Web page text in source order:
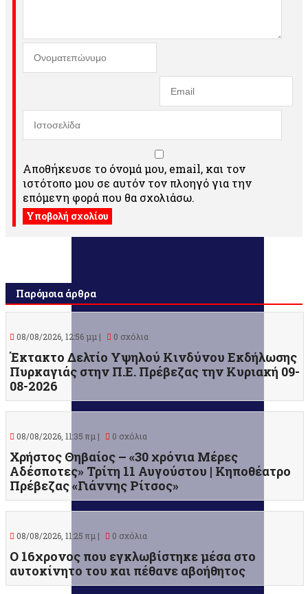
Αποθήκευσε το όνομά μου, email, και τον
ιστότοπο μου σε αυτόν τον πλοηγό για την
επόμενη φορά που θα σχολιάσω.
Παρόμοια άρθρα
08/08/2026, 12:56 μμ | 0 σχόλια
Έκτακτο Δελτίο Υψηλού Κινδύνου Εκδήλωσης
Πυρκαγιάς στην Π.Ε. Πρέβεζας την Κυριακή 09-
08-2026
08/08/2026, 11:35 πμ | 0 σχόλια
Χρήστος Θηβαίος – «30 χρόνια Μέρες
Αδέσποτες» Τρίτη 11 Αυγούστου | Κηποθέατρο
Πρέβεζας «Γιάννης Ρίτσος»
08/08/2026, 11:25 πμ | 0 σχόλια
O 16χρονος που εγκλωβίστηκε μέσα στο
αυτοκίνητο του και πέθανε αβοήθητος